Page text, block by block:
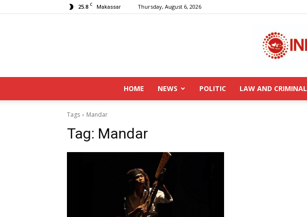
25.8 C Makassar Thursday, August 6, 2026
HOME NEWS POLITIC LAW AND CRIMINAL
Tags Mandar
Tag: Mandar